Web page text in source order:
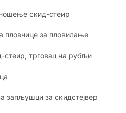
скид-стеир
пловчице за пловилање
стеир, трговац на рубљи
запљушци за скидстејвер